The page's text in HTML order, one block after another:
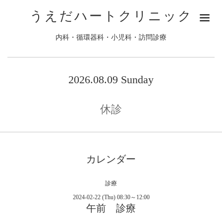
うえだハートクリニック
内科・循環器科・小児科・訪問診療
2026.08.09 Sunday
休診
カレンダー
診療
2024-02-22 (Thu) 08:30～12:00
午前 診療